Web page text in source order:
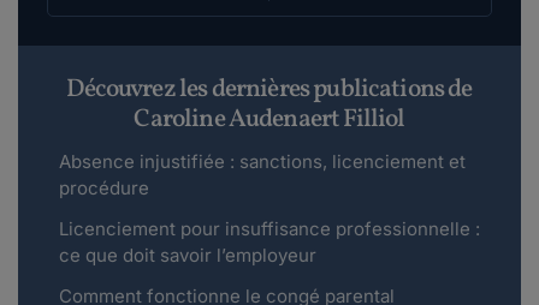
Découvrez les dernières publications de
Caroline Audenaert Filliol
Absence injustifiée : sanctions, licenciement et
procédure
Licenciement pour insuffisance professionnelle :
ce que doit savoir l’employeur
Comment fonctionne le congé parental